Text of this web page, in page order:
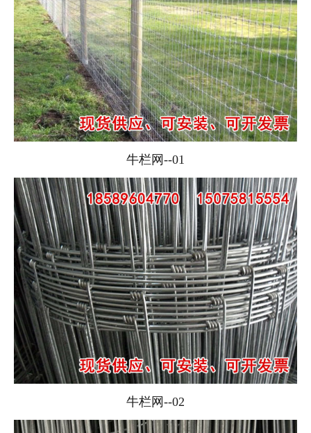
联系我们
牛栏网--01
牛栏网--02